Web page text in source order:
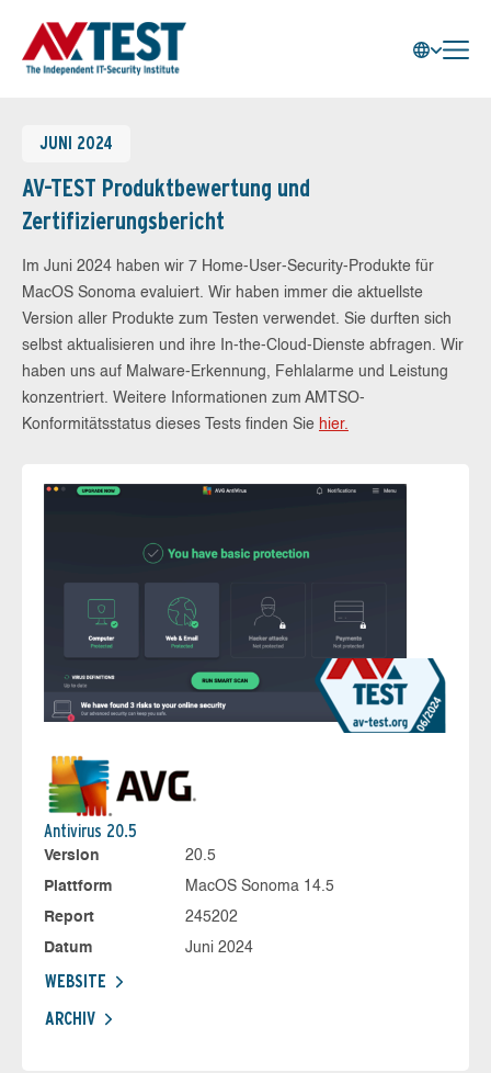
JUNI 2024
AV-TEST Produktbewertung und
Zertifizierungsbericht
Im Juni 2024 haben wir 7 Home-User-Security-Produkte für
MacOS Sonoma evaluiert. Wir haben immer die aktuellste
Version aller Produkte zum Testen verwendet. Sie durften sich
selbst aktualisieren und ihre In-the-Cloud-Dienste abfragen. Wir
haben uns auf Malware-Erkennung, Fehlalarme und Leistung
konzentriert. Weitere Informationen zum AMTSO-
Konformitätsstatus dieses Tests finden Sie hier.
Antivirus 20.5
Version
20.5
Plattform
MacOS Sonoma 14.5
Report
245202
Datum
Juni 2024
WEBSITE
ARCHIV